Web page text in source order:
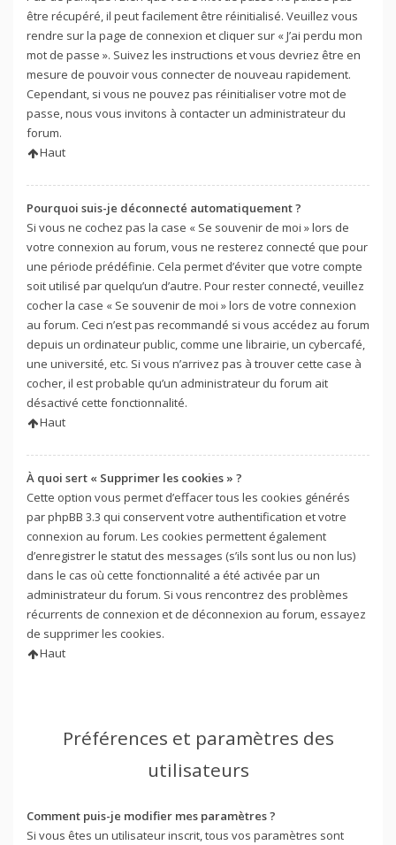
être récupéré, il peut facilement être réinitialisé. Veuillez vous
rendre sur la page de connexion et cliquer sur « J’ai perdu mon
mot de passe ». Suivez les instructions et vous devriez être en
mesure de pouvoir vous connecter de nouveau rapidement.
Cependant, si vous ne pouvez pas réinitialiser votre mot de
passe, nous vous invitons à contacter un administrateur du
forum.
Haut
Pourquoi suis-je déconnecté automatiquement ?
Si vous ne cochez pas la case « Se souvenir de moi » lors de
votre connexion au forum, vous ne resterez connecté que pour
une période prédéfinie. Cela permet d’éviter que votre compte
soit utilisé par quelqu’un d’autre. Pour rester connecté, veuillez
cocher la case « Se souvenir de moi » lors de votre connexion
au forum. Ceci n’est pas recommandé si vous accédez au forum
depuis un ordinateur public, comme une librairie, un cybercafé,
une université, etc. Si vous n’arrivez pas à trouver cette case à
cocher, il est probable qu’un administrateur du forum ait
désactivé cette fonctionnalité.
Haut
À quoi sert « Supprimer les cookies » ?
Cette option vous permet d’effacer tous les cookies générés
par phpBB 3.3 qui conservent votre authentification et votre
connexion au forum. Les cookies permettent également
d’enregistrer le statut des messages (s’ils sont lus ou non lus)
dans le cas où cette fonctionnalité a été activée par un
administrateur du forum. Si vous rencontrez des problèmes
récurrents de connexion et de déconnexion au forum, essayez
de supprimer les cookies.
Haut
Préférences et paramètres des
utilisateurs
Comment puis-je modifier mes paramètres ?
Si vous êtes un utilisateur inscrit, tous vos paramètres sont